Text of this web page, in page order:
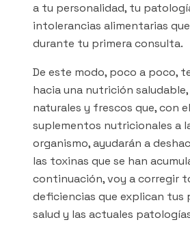
a tu personalidad, tu
intolerancias alimentarias
durante tu primera consulta.
De este modo, poco a poco,
hacia una nutrición
naturales y frescos que, con
suplementos nutricionales a
organismo, ayudarán a
las toxinas que se han
continuación, voy a corregir
deficiencias que explican tus
salud y las actuales